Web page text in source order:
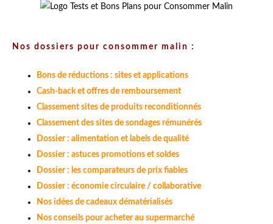
Nos dossiers pour consommer malin :
Bons de réductions : sites et applications
Cash-back et offres de remboursement
Classement sites de produits reconditionnés
Classement des sites de sondages rémunérés
Dossier : alimentation et labels de qualité
Dossier : astuces promotions et soldes
Dossier : les comparateurs de prix fiables
Dossier : économie circulaire / collaborative
Nos idées de cadeaux dématérialisés
Nos conseils pour acheter au supermarché